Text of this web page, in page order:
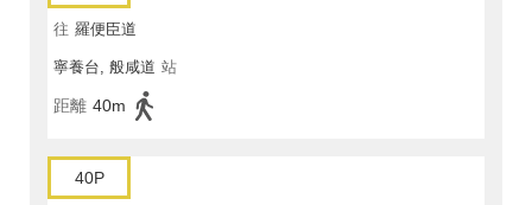
往 羅便臣道
寧養台, 般咸道 站
距離 40m
40P